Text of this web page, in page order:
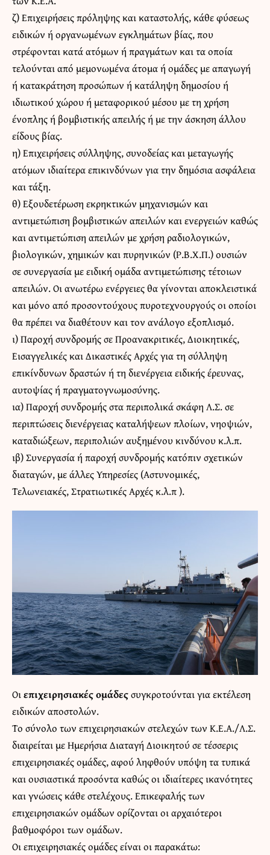
ζ) Επιχειρήσεις πρόληψης και καταστολής, κάθε φύσεως
ειδικών ή οργανωμένων εγκλημάτων βίας, που
στρέφονται κατά ατόμων ή πραγμάτων και τα οποία
τελούνται από μεμονωμένα άτομα ή ομάδες με απαγωγή
ή κατακράτηση προσώπων ή κατάληψη δημοσίου ή
ιδιωτικού χώρου ή μεταφορικού μέσου με τη χρήση
ένοπλης ή βομβιστικής απειλής ή με την άσκηση άλλου
είδους βίας.
η) Επιχειρήσεις σύλληψης, συνοδείας και μεταγωγής
ατόμων ιδιαίτερα επικινδύνων για την δημόσια ασφάλεια
και τάξη.
θ) Εξουδετέρωση εκρηκτικών μηχανισμών και
αντιμετώπιση βομβιστικών απειλών και ενεργειών καθώς
και αντιμετώπιση απειλών με χρήση ραδιολογικών,
βιολογικών, χημικών και πυρηνικών (Ρ.Β.Χ.Π.) ουσιών
σε συνεργασία με ειδική ομάδα αντιμετώπισης τέτοιων
απειλών. Οι ανωτέρω ενέργειες θα γίνονται αποκλειστικά
και μόνο από προσοντούχους πυροτεχνουργούς οι οποίοι
θα πρέπει να διαθέτουν και τον ανάλογο εξοπλισμό.
ι) Παροχή συνδρομής σε Προανακριτικές, Διοικητικές,
Εισαγγελικές και Δικαστικές Αρχές για τη σύλληψη
επικίνδυνων δραστών ή τη διενέργεια ειδικής έρευνας,
αυτοψίας ή πραγματογνωμοσύνης.
ια) Παροχή συνδρομής στα περιπολικά σκάφη Λ.Σ. σε
περιπτώσεις διενέργειας καταλήψεων πλοίων, νηοψιών,
καταδιώξεων, περιπολιών αυξημένου κινδύνου κ.λ.π.
ιβ) Συνεργασία ή παροχή συνδρομής κατόπιν σχετικών
διαταγών, με άλλες Υπηρεσίες (Αστυνομικές,
Τελωνειακές, Στρατιωτικές Αρχές κ.λ.π ).
Οιεπιχειρησιακές ομάδεςσυγκροτούνται για εκτέλεση
ειδικών αποστολών.
Το σύνολο των επιχειρησιακών στελεχών των Κ.Ε.Α./Λ.Σ.
διαιρείται με Ημερήσια Διαταγή Διοικητού σε τέσσερις
επιχειρησιακές ομάδες, αφού ληφθούν υπόψη τα τυπικά
και ουσιαστικά προσόντα καθώς οι ιδιαίτερες ικανότητες
και γνώσεις κάθε στελέχους. Επικεφαλής των
επιχειρησιακών ομάδων ορίζονται οι αρχαιότεροι
βαθμοφόροι των ομάδων.
Οι επιχειρησιακές ομάδες είναι οι παρακάτω: